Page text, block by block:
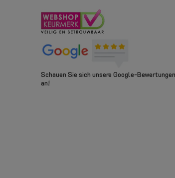
Schauen Sie sich unsere Google-Bewertungen
an!